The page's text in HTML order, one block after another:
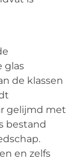
glas
de klassen
gelijmd met
bestand
en zelfs